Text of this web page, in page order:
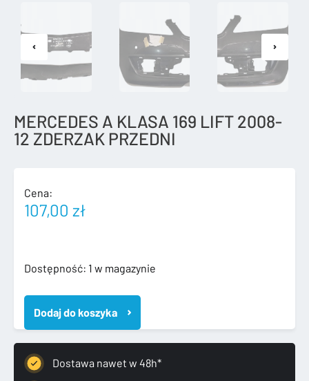
MERCEDES A KLASA 169 LIFT 2008-
12 ZDERZAK PRZEDNI
Cena:
107,00 zł
Dostępność: 1 w magazynie
ilość
A
KLASA
169
LIFT
2008-
12
Dodaj do koszyka
Dostawa nawet w 48h*